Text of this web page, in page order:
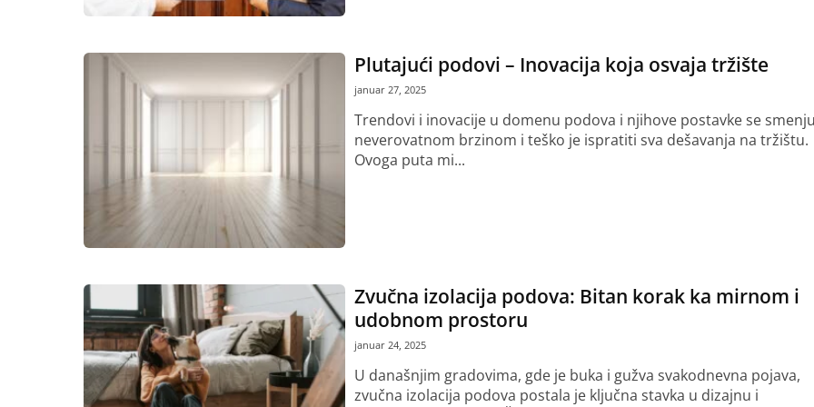
Plutajući podovi – Inovacija koja osvaja tržište
januar 27, 2025
Trendovi i inovacije u domenu podova i njihove postavke se
neverovatnom brzinom i teško je ispratiti sva dešavanja na tržištu.
Ovoga puta mi...
Zvučna izolacija podova: Bitan korak ka mirnom i
udobnom prostoru
januar 24, 2025
U današnjim gradovima, gde je buka i gužva svakodnevna pojava,
zvučna izolacija podova postala je ključna stavka u dizajnu i